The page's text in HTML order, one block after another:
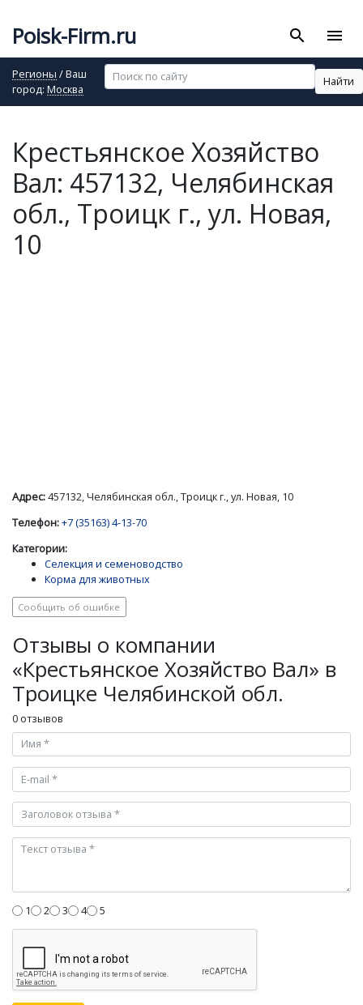
Poisk-Firm.ru search menu
Регионы / Ваш
город: Москва
Найти
Крестьянское Хозяйство
Вал: 457132, Челябинская
обл., Троицк г., ул. Новая,
10
Адрес:457132, Челябинская обл., Троицк г., ул. Новая, 10
Телефон:+7 (35163) 4-13-70
Категории:
Селекция и семеноводство
Корма для животных
Сообщить об ошибке
Отзывы о компании
«Крестьянское Хозяйство Вал» в
Троицке Челябинской обл.
0 отзывов
1 2 3 4 5